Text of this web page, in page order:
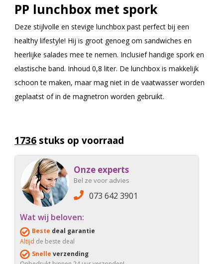
PP lunchbox met spork
Deze stijlvolle en stevige lunchbox past perfect bij een
healthy lifestyle! Hij is groot genoeg om sandwiches en
heerlijke salades mee te nemen. Inclusief handige spork en
elastische band. Inhoud 0,8 liter. De lunchbox is makkelijk
schoon te maken, maar mag niet in de vaatwasser worden
geplaatst of in de magnetron worden gebruikt.
1736 stuks op voorraad
Onze experts
Bel ze voor advies
073 642 3901
Wat wij beloven:
Beste deal garantie
Altijd de beste deal
Snelle verzending